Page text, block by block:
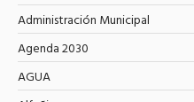
Administración Municipal
Agenda 2030
AGUA